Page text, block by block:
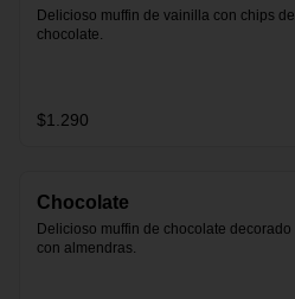
Delicioso muffin de vainilla con chips de
chocolate.
$1.290
Chocolate
Delicioso muffin de chocolate decorado
con almendras.